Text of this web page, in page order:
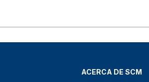
ACERCA DE SCM